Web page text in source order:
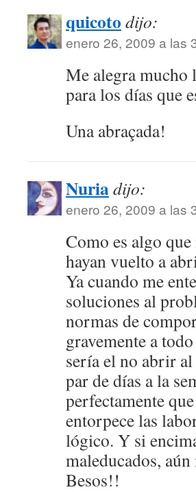
quicoto dijo:
enero 26, 2009 a las
Me alegra mucho
para los días que
Una abraçada!
Nuriadijo:
enero 26, 2009 a las
Como es algo
hayan vuelto a
Ya cuando me
soluciones al
normas de
gravemente a
sería el no abrir
par de días a la
perfectamente
entorpece las
lógico. Y si
maleducados, aún
Besos!!